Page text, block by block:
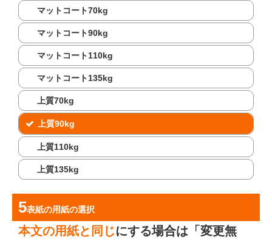
マットコート70kg
マットコート90kg
マットコート110kg
マットコート135kg
上質70kg
上質90kg
上質110kg
上質135kg
表紙の用紙の選択
本文の用紙と同じにする場合は「変更無